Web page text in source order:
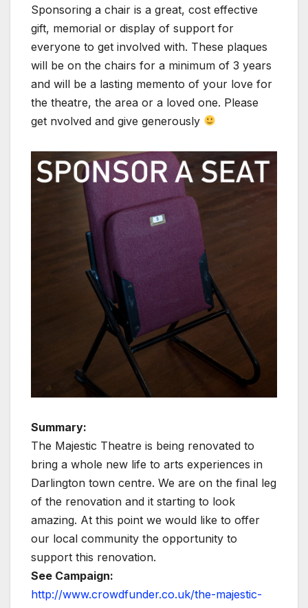
Sponsoring a chair is a great, cost effective
gift, memorial or display of support for
everyone to get involved with. These plaques
will be on the chairs for a minimum of 3 years
and will be a lasting memento of your love for
the theatre, the area or a loved one. Please
get nvolved and give generously
Summary:
The Majestic Theatre is being renovated to
bring a whole new life to arts experiences in
Darlington town centre. We are on the final leg
of the renovation and it starting to look
amazing. At this point we would like to offer
our local community the opportunity to
support this renovation.
See Campaign:
http://www.crowdfunder.co.uk/the-majestic-